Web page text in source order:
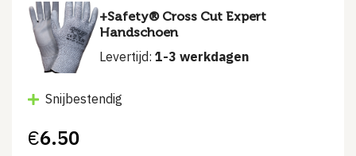
+Safety® Cross Cut Expert
Handschoen
Levertijd: 1-3 werkdagen
Snijbestendig
€6.50